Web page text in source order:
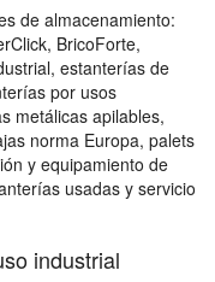
de almacenamiento:
BricoForte,
estanterías de
por usos
metálicas apilables,
norma Europa, palets
y equipamiento de
usadas y servicio
industrial